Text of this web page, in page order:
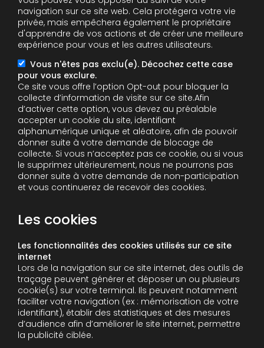
navigation sur ce site web. Cela protégera votre vie
privée, mais empêchera également le propriétaire
d'apprendre de vos actions et de créer une meilleure
expérience pour vous et les autres utilisateurs.
Vous n'êtes pas exclu(e). Décochez cette case
pour vous exclure.
Ce site vous offre l’option Opt-out pour bloquer la
collecte d’information de visite sur ce site.Afin
d’activer cette option, vous devez au préalable
accepter un cookie du site, identifiant
alphanumérique unique et aléatoire, afin de pouvoir
donner suite à votre demande de blocage de
collecte. Si vous n’acceptez pas ce cookie, ou si vous
le supprimez ultérieurement, nous ne pourrons pas
donner suite à votre demande de non-participation
et vous continuerez de recevoir des cookies.
Les cookies
Les fonctionnalités des cookies utilisés sur ce site
internet
Lors de la navigation sur ce site internet, des outils de
traçage peuvent générer et déposer un ou plusieurs
cookie(s) sur votre terminal. Ils peuvent notamment
faciliter votre navigation (ex : mémorisation de votre
identifiant), établir des statistiques et des mesures
d’audience afin d’améliorer le site internet, permettre
la publicité ciblée.